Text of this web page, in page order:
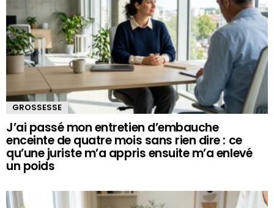
GROSSESSE
J’ai passé mon entretien d’embauche
enceinte de quatre mois sans rien dire : ce
qu’une juriste m’a appris ensuite m’a enlevé
un poids